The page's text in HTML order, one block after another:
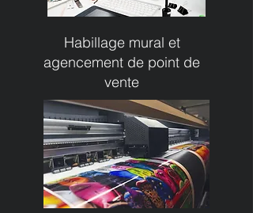
Habillage mural et
agencement de point de
vente